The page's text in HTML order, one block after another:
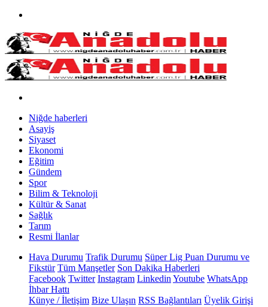
Niğde haberleri
Asayiş
Siyaset
Ekonomi
Eğitim
Gündem
Spor
Bilim & Teknoloji
Kültür & Sanat
Sağlık
Tarım
Resmi İlanlar
Hava Durumu Trafik Durumu Süper Lig Puan Durumu ve
Fikstür Tüm Manşetler Son Dakika Haberleri
Facebook Twitter Instagram Linkedin Youtube WhatsApp
İhbar Hattı
Künye / İletişim Bize Ulaşın RSS Bağlantıları Üyelik Girişi